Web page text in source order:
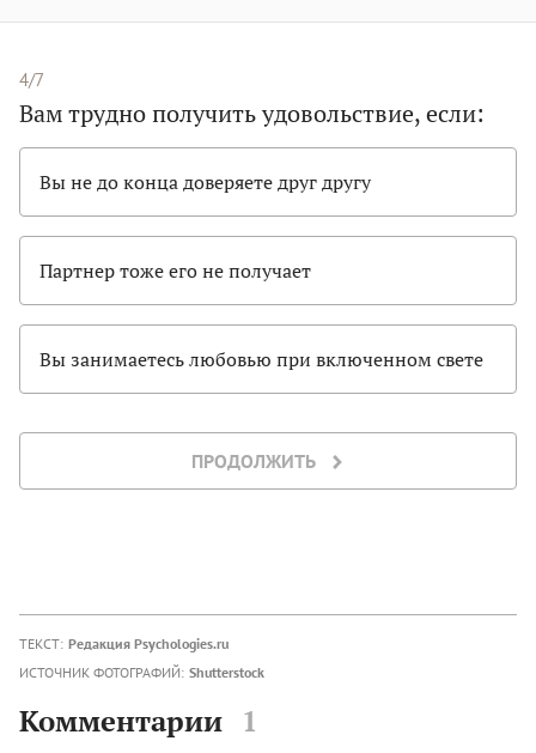
4/7
Вам трудно получить удовольствие, если:
Вы не до конца доверяете друг другу
Партнер тоже его не получает
Вы занимаетесь любовью при включенном свете
ПРОДОЛЖИТЬ
ТЕКСТ: Редакция Psychologies.ru
ИСТОЧНИК ФОТОГРАФИЙ: Shutterstock
Комментарии 1